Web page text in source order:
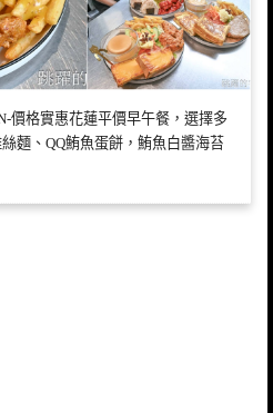
價格實惠花蓮平價早午餐，選擇多
麵、QQ鮪魚蛋餅，鮪魚白醬海苔